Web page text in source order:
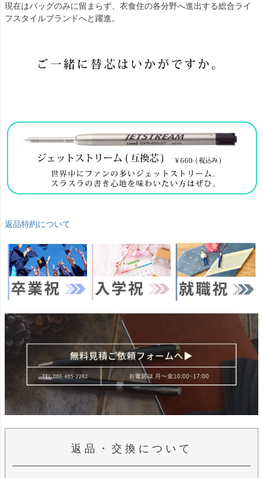
現在はバッグのみに留まらず、衣食住の各分野へ進出する総合ライ
フスタイルブランドへと躍進。
返品特約について
返品・交換について